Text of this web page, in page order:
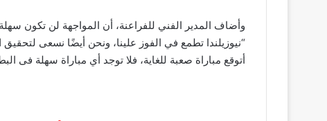
وأضاف المدير الفني للفراعنة، أن المواجهة لن تكون
“نيوزيلندا تطمع في الفوز علينا، ونحن أيضًا نسعى
أتوقع مباراة صعبة للغاية، فلا توجد أي مباراة سهلة فى